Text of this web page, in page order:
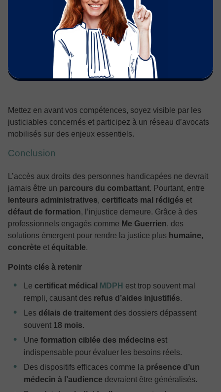
Vous êtes avocat et souhaitez développer une pratique
Rejoignez Justifit et développez votre
clientèle
Mettez en avant vos compétences, soyez visible par les
justiciables concernés et participez à un réseau d’avocats
mobilisés sur des enjeux essentiels.
Conclusion
L’accès aux droits des personnes handicapées ne devrait
jamais être un parcours du combattant. Pourtant, entre
lenteurs administratives, certificats mal rédigés et
défaut de formation, l’injustice demeure. Grâce à des
professionnels engagés comme Me Guerrien, des
solutions émergent pour rendre la justice plus humaine,
concrète et équitable.
Points clés à retenir
Le certificat médical MDPH est trop souvent mal
rempli, causant des refus d’aides injustifiés.
Les délais de traitement des dossiers dépassent
souvent 18 mois.
Une formation ciblée des médecins est
indispensable pour évaluer les besoins réels.
Des dispositifs efficaces comme la présence d’un
médecin à l’audience devraient être généralisés.